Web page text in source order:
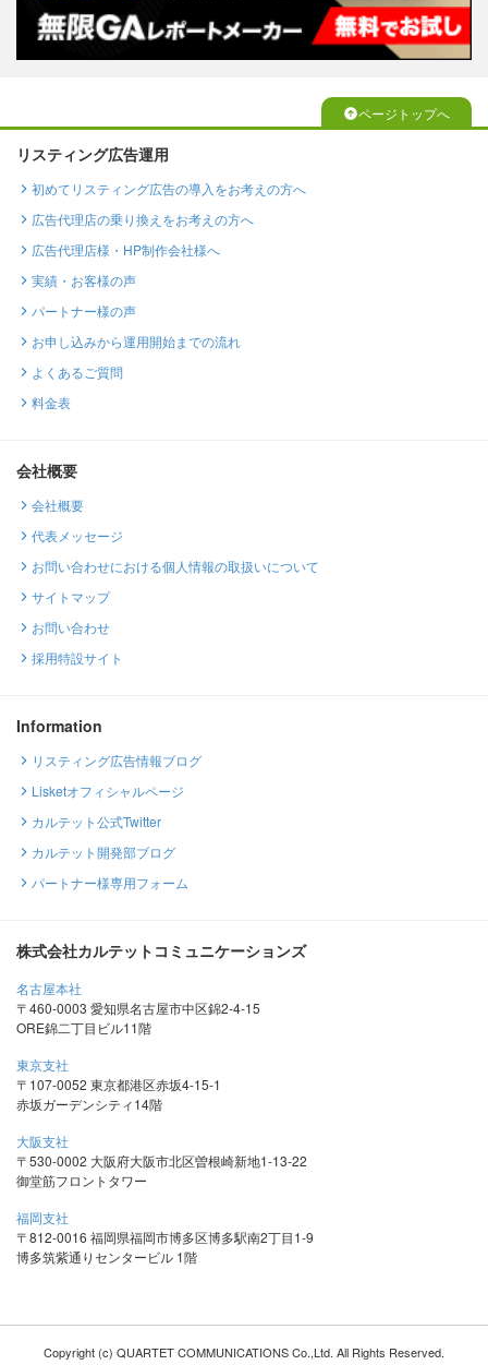
ページトップへ
リスティング広告運用
初めてリスティング広告の導入をお考えの方へ
広告代理店の乗り換えをお考えの方へ
広告代理店様・HP制作会社様へ
実績・お客様の声
パートナー様の声
お申し込みから運用開始までの流れ
よくあるご質問
料金表
会社概要
会社概要
代表メッセージ
お問い合わせにおける個人情報の取扱いについて
サイトマップ
お問い合わせ
採用特設サイト
Information
リスティング広告情報ブログ
Lisketオフィシャルページ
カルテット公式Twitter
カルテット開発部ブログ
パートナー様専用フォーム
株式会社カルテットコミュニケーションズ
名古屋本社
〒460-0003 愛知県名古屋市中区錦2-4-15
ORE錦二丁目ビル11階
東京支社
〒107-0052 東京都港区赤坂4-15-1
赤坂ガーデンシティ14階
大阪支社
〒530-0002 大阪府大阪市北区曽根崎新地1-13-22
御堂筋フロントタワー
福岡支社
〒812-0016 福岡県福岡市博多区博多駅南2丁目1-9
博多筑紫通りセンタービル 1階
Copyright (c) QUARTET COMMUNICATIONS Co.,Ltd. All Rights Reserved.